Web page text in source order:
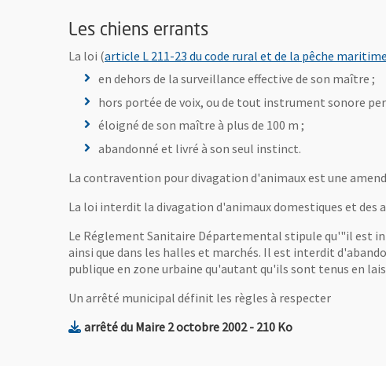
Les chiens errants
La loi (article L 211-23 du code rural et de la pêche maritime
en dehors de la surveillance effective de son maître ;
hors portée de voix, ou de tout instrument sonore
éloigné de son maître à plus de 100 m ;
abandonné et livré à son seul instinct.
La contravention pour divagation d'animaux est une
La loi interdit la divagation d'animaux domestiques et des
Le Réglement Sanitaire Départemental stipule qu'"il est
ainsi que dans les halles et marchés. Il est interdit
publique en zone urbaine qu'autant qu'ils sont tenus en
Un arrêté municipal définit les règles à respecter
arrêté du Maire 2 octobre 2002, Fichier au format Pdf
- 210 Ko, Ouvre une